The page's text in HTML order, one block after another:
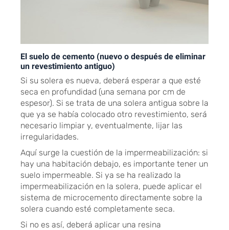
El suelo de cemento (nuevo o después de eliminar
un revestimiento antiguo)
Si su solera es nueva, deberá esperar a que esté
seca en profundidad (una semana por cm de
espesor). Si se trata de una solera antigua sobre la
que ya se había colocado otro revestimiento, será
necesario limpiar y, eventualmente, lijar las
irregularidades.
Aquí surge la cuestión de la impermeabilización: si
hay una habitación debajo, es importante tener un
suelo impermeable. Si ya se ha realizado la
impermeabilización en la solera, puede aplicar el
sistema de microcemento directamente sobre la
solera cuando esté completamente seca.
Si no es así, deberá aplicar una resina